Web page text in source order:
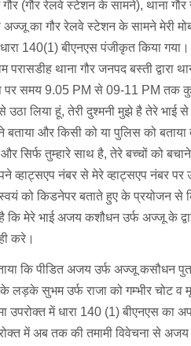
गौर (गौर रेलवे स्टेशन के सामने), थाना
का गौर रेलवे स्टेशन के सामने मेरी
140(1) बीएनएस पंजीकृत किया गया।
परासडीह थाना गौर जनपद बस्ती
पर समय 9.05 PM से 09-11 PM तक
लिया हूं, तेरी दुश्मनी मुझे है तेरे
और किसी को या पुलिस को
सिर्फ तुम्हारे साथ है, तेरे बच्चों को
नंबर से मेरे व्हाट्सएप नंबर
को किडनेपर बताते हुए के प्रयोजन से
कि मेरे भाई अजय कशौधन उर्फ अज्जू के
करे।
कि पीडित अजय उर्फ अज्जू कसौधन
लड़के सुभम उर्फ राजा को गम्भीर चोट
में धारा 140 (1) बीएनएस का
में अब तक की तमामी विवेचना से